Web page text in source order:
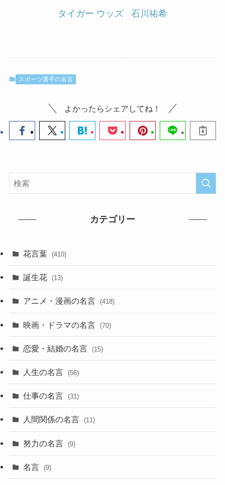
タイガー ウッズ 石川祐希
スポーツ選手の名言
よかったらシェアしてね！
カテゴリー
花言葉 (410)
誕生花 (13)
アニメ・漫画の名言 (418)
映画・ドラマの名言 (70)
恋愛・結婚の名言 (15)
人生の名言 (56)
仕事の名言 (31)
人間関係の名言 (11)
努力の名言 (9)
名言 (9)